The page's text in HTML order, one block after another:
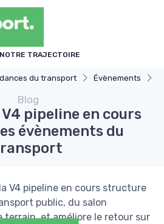
TRAJECTOIRE
du transport Évènements
Blog
pipeline en cours
évènements du
V4 pipeline en cours structure
public, du salon
et améliore le retour sur
cookies